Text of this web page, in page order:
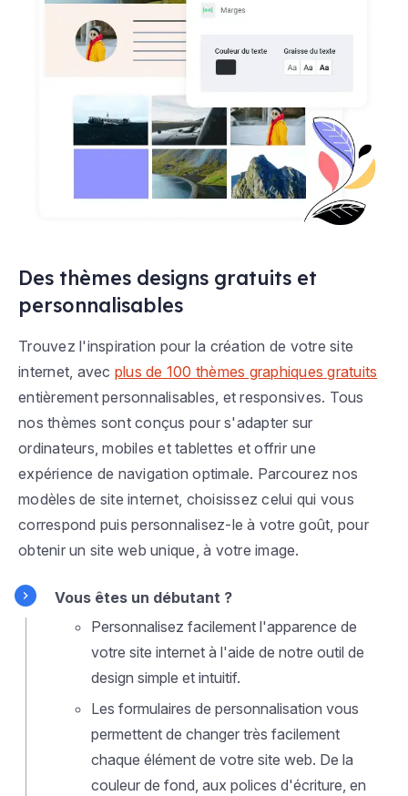
Des thèmes designs gratuits et
personnalisables
Trouvez l'inspiration pour la création de votre site
internet, avec plus de 100 thèmes graphiques gratuits
entièrement personnalisables, et responsives. Tous
nos thèmes sont conçus pour s'adapter sur
ordinateurs, mobiles et tablettes et offrir une
expérience de navigation optimale. Parcourez nos
modèles de site internet, choisissez celui qui vous
correspond puis personnalisez-le à votre goût, pour
obtenir un site web unique, à votre image.
Vous êtes un débutant ?
Personnalisez facilement l'apparence de
votre site internet à l'aide de notre outil de
design simple et intuitif.
Les formulaires de personnalisation vous
permettent de changer très facilement
chaque élément de votre site web. De la
couleur de fond, aux polices d'écriture, en